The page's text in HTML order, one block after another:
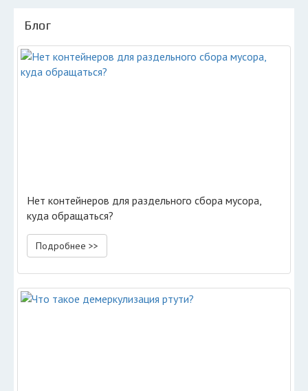
Блог
Нет контейнеров для раздельного сбора мусора,
куда обращаться?
Подробнее >>